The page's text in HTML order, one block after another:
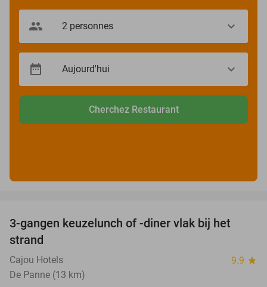
Cherchez Restaurant
3-gangen keuzelunch of -diner vlak bij het
strand
Cajou Hotels 9.9 star
De Panne (13 km)